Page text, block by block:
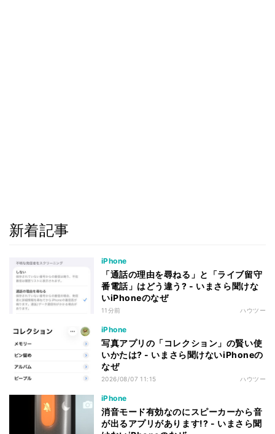
新着記事
iPhone
「通話の理由を尋ねる」と「ライブ留守
番電話」はどう違う? - いまさら聞けな
いiPhoneのなぜ
11分前 ハウツー
iPhone
写真アプリの「コレクション」の賢い使
いかたは? - いまさら聞けないiPhoneの
なぜ
2026/08/07 11:15 ハウツー
iPhone
消音モード有効なのにスピーカーから音
が出るアプリがあります!? - いまさら聞